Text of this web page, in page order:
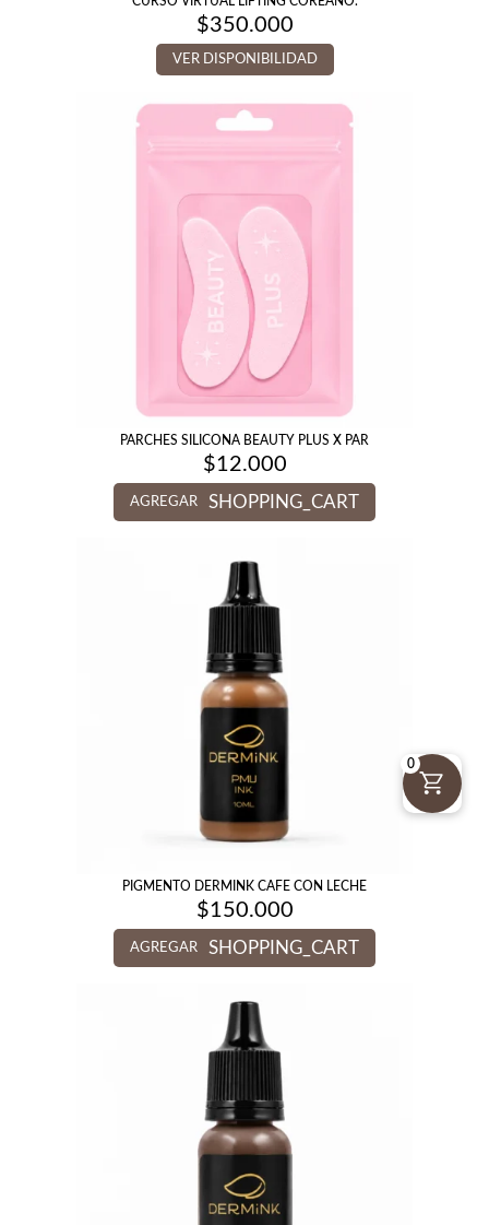
$350.000
VER DISPONIBILIDAD
PARCHES SILICONA BEAUTY PLUS X PAR
$12.000
AGREGAR SHOPPING_CART
PIGMENTO DERMINK CAFE CON LECHE
$150.000
AGREGAR SHOPPING_CART
0